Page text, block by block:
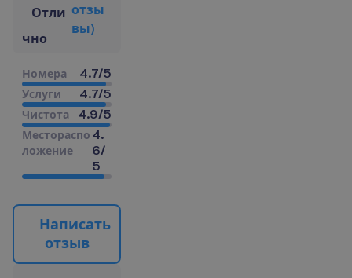
Отли
чно
отзы
вы)
Номера 4.7/5
Услуги 4.7/5
Чистота 4.9/5
Местораспо
ложение
4.
6/
5
Написать
отзыв